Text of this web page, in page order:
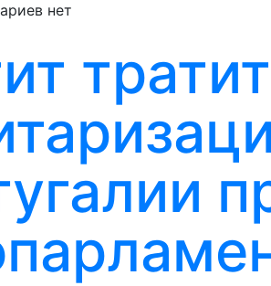
нет